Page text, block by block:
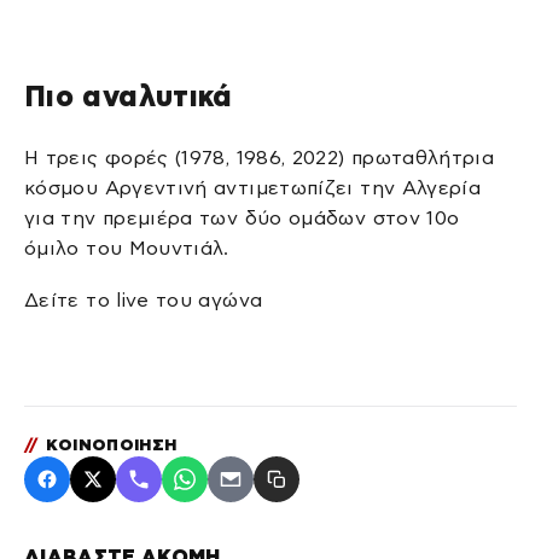
Πιο αναλυτικά
Η τρεις φορές (1978, 1986, 2022) πρωταθλήτρια
κόσμου Αργεντινή αντιμετωπίζει την Αλγερία
για την πρεμιέρα των δύο ομάδων στον 10ο
όμιλο του Μουντιάλ.
Δείτε το live του αγώνα
// ΚΟΙΝΟΠΟΙΗΣΗ